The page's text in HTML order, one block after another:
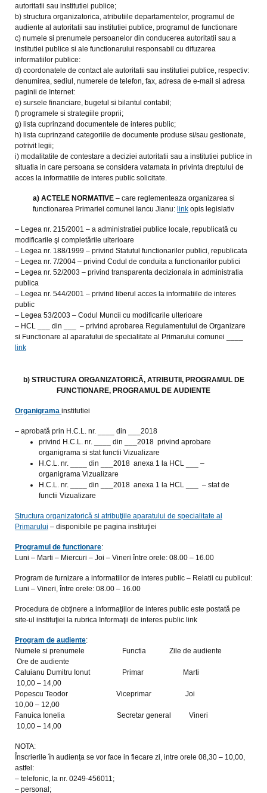
autoritatii sau institutiei publice;
b) structura organizatorica, atributiile departamentelor, programul de
audiente al autoritatii sau institutiei publice, programul de functionare
c) numele si prenumele persoanelor din conducerea autoritatii sau a
institutiei publice si ale functionarului responsabil cu difuzarea
informatiilor publice:
d) coordonatele de contact ale autoritatii sau institutiei publice, respectiv:
denumirea, sediul, numerele de telefon, fax, adresa de e-mail si adresa
paginii de Internet:
e) sursele financiare, bugetul si bilantul contabil;
f) programele si strategiile proprii;
g) lista cuprinzand documentele de interes public;
h) lista cuprinzand categoriile de documente produse si/sau gestionate,
potrivit legii;
i) modalitatile de contestare a deciziei autoritatii sau a institutiei publice in
situatia in care persoana se considera vatamata in privinta dreptului de
acces la informatiile de interes public solicitate.
a) ACTELE NORMATIVE– care reglementeaza organizarea si
functionarea Primariei comunei Iancu Jianu: link opis legislativ
– Legea nr. 215/2001 – a administratiei publice locale, republicată cu
modificarile şi completările ulterioare
– Legea nr. 188/1999 – privind Statutul functionarilor publici, republicata
– Legea nr. 7/2004 – privind Codul de conduita a functionarilor publici
– Legea nr. 52/2003 – privind transparenta decizionala in administratia
publica
– Legea nr. 544/2001 – privind liberul acces la informatiile de interes
public
– Legea 53/2003 – Codul Muncii cu modificarile ulterioare
– HCL ___ din ___ – privind aprobarea Regulamentului de Organizare
si Functionare al aparatului de specialitate al Primarului comunei ____
link
b) STRUCTURA ORGANIZATORICĂ, ATRIBUTII, PROGRAMUL DE
FUNCTIONARE, PROGRAMUL DE AUDIENTE
Organigrama institutiei
– aprobată prin H.C.L. nr. ____ din ___2018
privind H.C.L. nr. ____ din ___2018 privind aprobare
organigrama si stat functii Vizualizare
H.C.L. nr. ____ din ___2018 anexa 1 la HCL ___ –
organigrama Vizualizare
H.C.L. nr. ____ din ___2018 anexa 1 la HCL ___ – stat de
functii Vizualizare
Structura organizatorică si atribuţiile aparatului de specialitate al
Primarului – disponibile pe pagina instituţiei
Programul de functionare:
Luni – Marti – Miercuri – Joi – Vineri între orele: 08.00 – 16.00
Program de furnizare a informatiilor de interes public – Relatii cu publicul:
Luni – Vineri, între orele: 08.00 – 16.00
Procedura de obţinere a informaţiilor de interes public este postată pe
site-ul instituţiei la rubrica Informaţii de interes public link
Program de audiente:
Numele si prenumele Functia Zile de audiente
Ore de audiente
Caluianu Dumitru Ionut Primar Marti
10,00 – 14,00
Popescu Teodor Viceprimar Joi
10,00 – 12,00
Fanuica Ionelia Secretar general Vineri
10,00 – 14,00
NOTA:
Înscrierile în audiența se vor face in fiecare zi, intre orele 08,30 – 10,00,
astfel:
– telefonic, la nr. 0249-456011;
– personal;